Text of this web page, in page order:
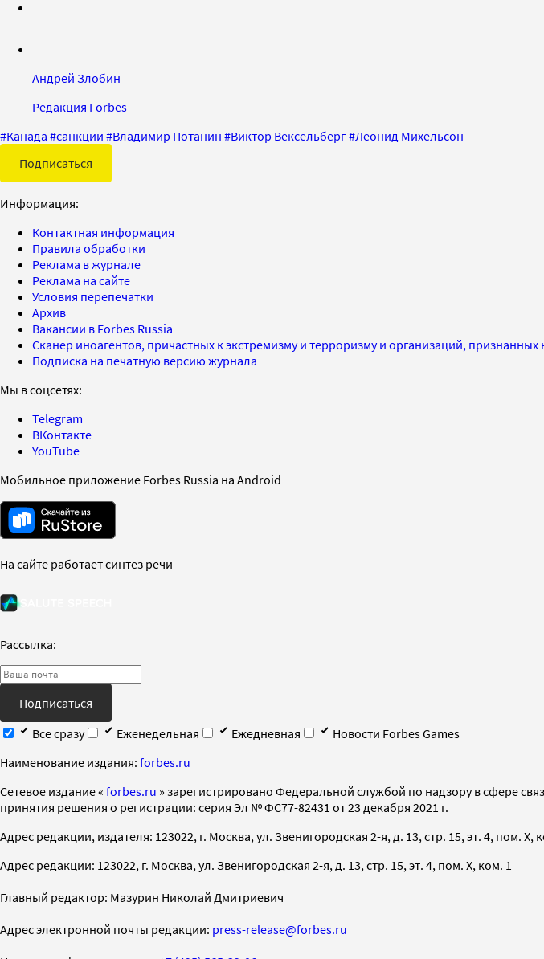
Андрей Злобин
Редакция Forbes
#Канада #санкции #Владимир Потанин #Виктор Вексельберг#Леонид Михельсон
Подписаться
Информация:
Контактная информация
Правила обработки
Реклама в журнале
Реклама на сайте
Условия перепечатки
Архив
Вакансии в Forbes Russia
Сканер иноагентов, причастных к экстремизму и терроризму и организаций,
Подписка на печатную версию журнала
Мы в соцсетях:
Telegram
ВКонтакте
YouTube
Мобильное приложение Forbes Russia на Android
На сайте работает синтез речи
Рассылка:
Подписаться
Все сразу
Еженедельная Ежедневная
Новости Forbes Games
Наименование издания: forbes.ru
Cетевое издание « forbes.ru » зарегистрировано Федеральной службой по надзору в сфере
принятия решения о регистрации: серия Эл № ФС77-82431 от 23 декабря 2021 г.
Адрес редакции, издателя: 123022, г. Москва, ул. Звенигородская 2-я, д. 13, стр. 15, эт. 4, пом. X,
Адрес редакции: 123022, г. Москва, ул. Звенигородская 2-я, д. 13, стр. 15, эт. 4, пом. X, ком. 1
Главный редактор: Мазурин Николай Дмитриевич
Адрес электронной почты редакции: press-release@forbes.ru